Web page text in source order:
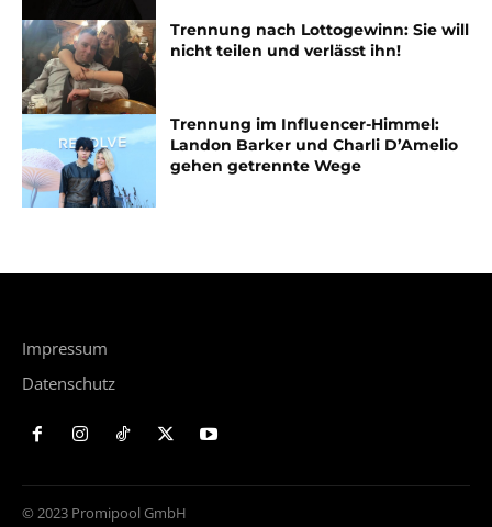
Trennung nach Lottogewinn: Sie will
nicht teilen und verlässt ihn!
Trennung im Influencer-Himmel:
Landon Barker und Charli D’Amelio
gehen getrennte Wege
Impressum
Datenschutz
© 2023 Promipool GmbH